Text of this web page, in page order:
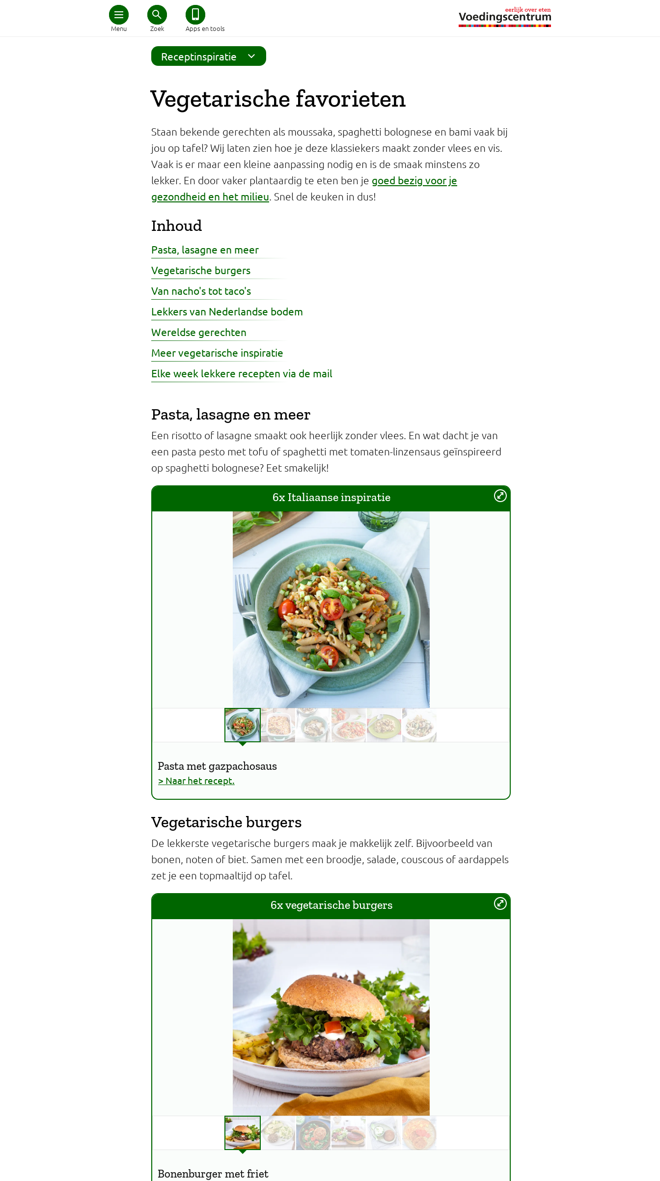
Menu Zoek Apps en tools
Home
Schijf van Vijf
Zwanger en kind
Duurzaam eten
Veilig eten
Professionals
Onderwijs
Eetomgevingen
Receptinspiratie
Vegetarische favorieten
Staan bekende gerechten als moussaka, spaghetti bolognese en bami vaak bij
jou op tafel? Wij laten zien hoe je deze klassiekers maakt zonder vlees en vis.
Vaak is er maar een kleine aanpassing nodig en is de smaak minstens zo
lekker. En door vaker plantaardig te eten ben je goed bezig voor je
gezondheid en het milieu. Snel de keuken in dus!
Inhoud
Pasta, lasagne en meer
Vegetarische burgers
Van nacho's tot taco's
Lekkers van Nederlandse bodem
Wereldse gerechten
Meer vegetarische inspiratie
Elke week lekkere recepten via de mail
Pasta, lasagne en meer
Een risotto of lasagne smaakt ook heerlijk zonder vlees. En wat dacht je van
een pasta pesto met tofu of spaghetti met tomaten-linzensaus geïnspireerd
op spaghetti bolognese? Eet smakelijk!
6x Italiaanse inspiratie
Pasta met gazpachosaus
> Naar het recept.
Vegetarische burgers
De lekkerste vegetarische burgers maak je makkelijk zelf. Bijvoorbeeld van
bonen, noten of biet. Samen met een broodje, salade, couscous of aardappels
zet je een topmaaltijd op tafel.
6x vegetarische burgers
Bonenburger met friet